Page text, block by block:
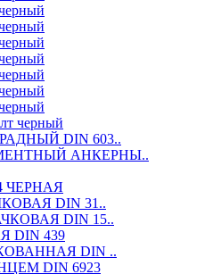
черный
DIN 603..
АНКЕРНЫ..
ЧЕРНАЯ
DIN 31..
DIN 15..
DIN 439
DIN ..
DIN 6923